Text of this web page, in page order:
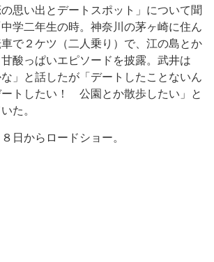
思い出とデートスポット」について聞
学二年生の時。神奈川の茅ヶ崎に住ん
で２ケツ（二人乗り）で、江の島とか
酸っぱいエピソードを披露。武井は
な」と話したが「デートしたことないん
トしたい！ 公園とか散歩したい」と
た。
日からロードショー。